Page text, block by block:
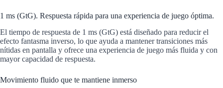
1 ms (GtG). Respuesta rápida para una experiencia de juego óptima.
El tiempo de respuesta de 1 ms (GtG) está diseñado para reducir el
efecto fantasma inverso, lo que ayuda a mantener transiciones más
nítidas en pantalla y ofrece una experiencia de juego más fluida y con
mayor capacidad de respuesta.
Movimiento fluido que te mantiene inmerso